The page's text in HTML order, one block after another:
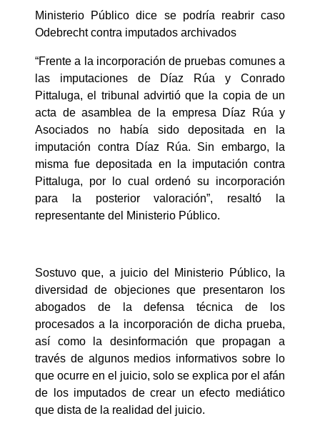
Ministerio Público dice se podría reabrir caso
Odebrecht contra imputados archivados
“Frente a la incorporación de pruebas comunes a
las imputaciones de Díaz Rúa y Conrado
Pittaluga, el tribunal advirtió que la copia de un
acta de asamblea de la empresa Díaz Rúa y
Asociados no había sido depositada en la
imputación contra Díaz Rúa. Sin embargo, la
misma fue depositada en la imputación contra
Pittaluga, por lo cual ordenó su incorporación
para la posterior valoración”, resaltó la
representante del Ministerio Público.
Sostuvo que, a juicio del Ministerio Público, la
diversidad de objeciones que presentaron los
abogados de la defensa técnica de los
procesados a la incorporación de dicha prueba,
así como la desinformación que propagan a
través de algunos medios informativos sobre lo
que ocurre en el juicio, solo se explica por el afán
de los imputados de crear un efecto mediático
que dista de la realidad del juicio.